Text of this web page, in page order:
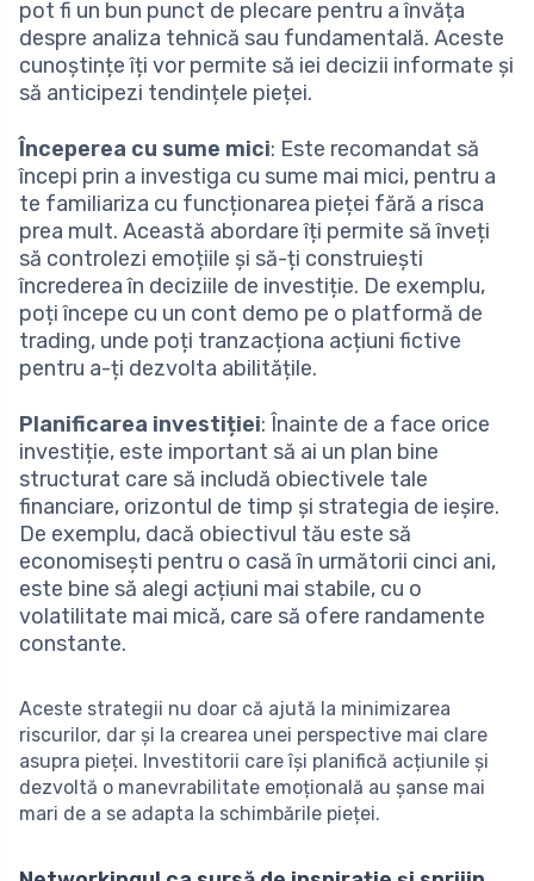
pot fi un bun punct de plecare pentru a învăța
despre analiza tehnică sau fundamentală. Aceste
cunoștințe îți vor permite să iei decizii informate și
să anticipezi tendințele pieței.
Începerea cu sume mici: Este recomandat să
începi prin a investiga cu sume mai mici, pentru a
te familiariza cu funcționarea pieței fără a risca
prea mult. Această abordare îți permite să înveți
să controlezi emoțiile și să-ți construiești
încrederea în deciziile de investiție. De exemplu,
poți începe cu un cont demo pe o platformă de
trading, unde poți tranzacționa acțiuni fictive
pentru a-ți dezvolta abilitățile.
Planificarea investiției: Înainte de a face orice
investiție, este important să ai un plan bine
structurat care să includă obiectivele tale
financiare, orizontul de timp și strategia de ieșire.
De exemplu, dacă obiectivul tău este să
economisești pentru o casă în următorii cinci ani,
este bine să alegi acțiuni mai stabile, cu o
volatilitate mai mică, care să ofere randamente
constante.
Aceste strategii nu doar că ajută la minimizarea
riscurilor, dar și la crearea unei perspective mai clare
asupra pieței. Investitorii care își planifică acțiunile și
dezvoltă o manevrabilitate emoțională au șanse mai
mari de a se adapta la schimbările pieței.